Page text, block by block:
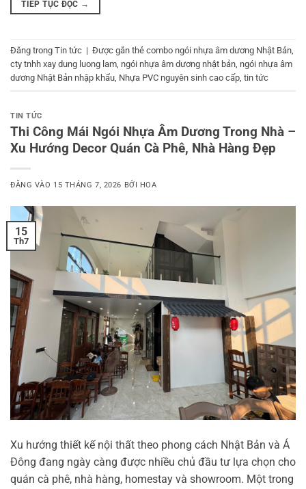
TIẾP TỤC ĐỌC →
Đăng trong Tin tức | Được gắn thẻ combo ngói nhựa âm dương Nhật Bản,
cty tnhh xay dung luong lam, ngói nhựa âm dương nhật bản, ngói nhựa âm
dương Nhật Bản nhập khẩu, Nhựa PVC nguyên sinh cao cấp, tin tức
TIN TỨC
Thi Công Mái Ngói Nhựa Âm Dương Trong Nhà –
Xu Hướng Decor Quán Cà Phê, Nhà Hàng Đẹp
ĐĂNG VÀO 15 THÁNG 7, 2026 BỞI HOA
15
Th7
Xu hướng thiết kế nội thất theo phong cách Nhật Bản và Á
Đông đang ngày càng được nhiều chủ đầu tư lựa chọn cho
quán cà phê, nhà hàng, homestay và showroom. Một trong